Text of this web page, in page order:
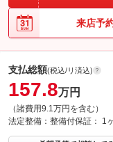
来店予
支払総額(税込/リ済込)
157.8万円
（諸費用9.1万円を含む）
法定整備： 整備付保証： 1